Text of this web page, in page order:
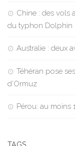
Chine : des vols
du typhon Dolphin
Australie : deux
Téhéran pose
d’Ormuz
Pérou: au moins